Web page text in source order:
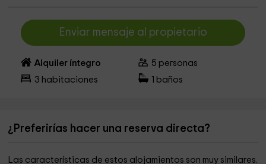
Enviar mensaje al propietario
Alquiler íntegro 5 personas
3 habitaciones baños
¿Preferirías hacer una reserva directa?
Las características de estos alojamientos son muy similares.